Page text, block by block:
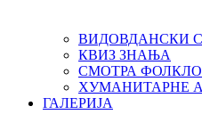
ВИДОВДАНСКИ
КВИЗ ЗНАЊА
СМОТРА
ХУМАНИТАРНЕ
ГАЛЕРИЈА